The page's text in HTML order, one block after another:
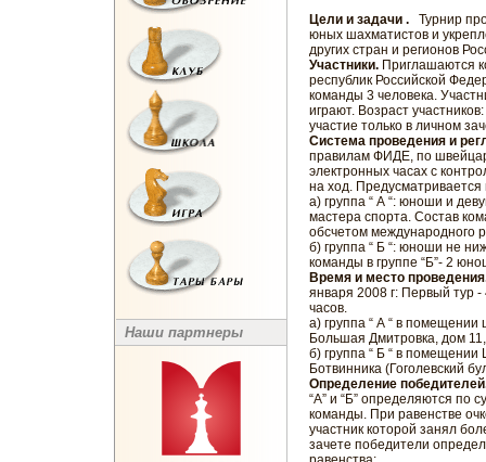
Наши партнеры
Цели и задачи . Турнир
юных шахматистов и
других стран и регионов
Участники. Приглашаются
республик Российской
команды 3 человека.
играют. Возраст
участие только в личном
Система проведения и
правилам ФИДЕ, по
электронных часах с
на ход.
а) группа “ А “: юноши и
мастера спорта. Состав
обсчетом международного
б) группа “ Б “: юноши не
команды в группе “Б”- 2
Время и место
января 2008 г: Первый тур -
часов.
а) группа “ А “ в
Большая Дмитровка, дом
б) группа “ Б “ в
Ботвинника (Гоголевский
Определение
“А” и “Б” определяются по
команды. При равенстве
участник которой занял
зачете победители